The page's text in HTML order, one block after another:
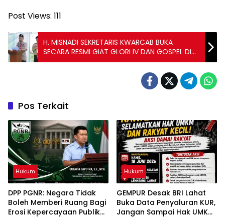
Post Views: 111
H. MISNADI SEKRETARIS KWARCAB BUKA
SECARA RESMI GIAT GLORI IV DAN GOSPEL DI
KECAMATAN SIMPANG
Pos Terkait
Hukum
DPP PGNR: Negara Tidak
Boleh Memberi Ruang Bagi
Erosi Kepercayaan Publik
Hukum
GEMPUR Desak BRI Lahat
Buka Data Penyaluran KUR,
Jangan Sampai Hak UMKM